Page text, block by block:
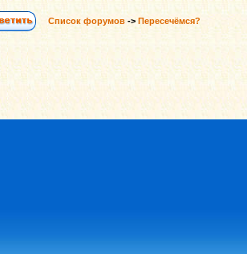
Список форумов -> Пересечёмся?